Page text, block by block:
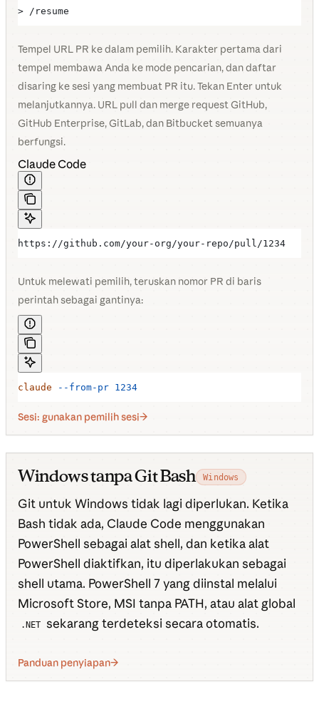
> /resume
Tempel URL PR ke dalam pemilih. Karakter pertama dari
tempel membawa Anda ke mode pencarian, dan daftar
disaring ke sesi yang membuat PR itu. Tekan Enter untuk
melanjutkannya. URL pull dan merge request GitHub,
GitHub Enterprise, GitLab, dan Bitbucket semuanya
berfungsi.
Claude Code
https://github.com/your-org/your-repo/pull/1234
Untuk melewati pemilih, teruskan nomor PR di baris
perintah sebagai gantinya:
claude --from-pr 1234
Sesi: gunakan pemilih sesi
Windows tanpa Git Bash Windows
Git untuk Windows tidak lagi diperlukan. Ketika
Bash tidak ada, Claude Code menggunakan
PowerShell sebagai alat shell, dan ketika alat
PowerShell diaktifkan, itu diperlakukan sebagai
shell utama. PowerShell 7 yang diinstal melalui
Microsoft Store, MSI tanpa PATH, atau alat global
.NET sekarang terdeteksi secara otomatis.
Panduan penyiapan